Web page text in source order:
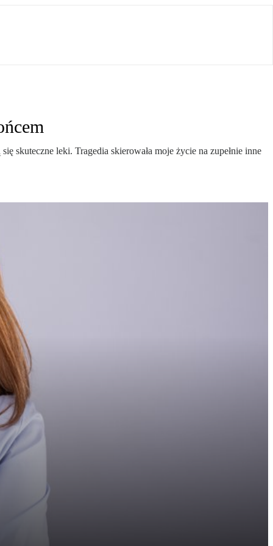
skuteczne leki. Tragedia skierowała moje życie na zupełnie inne